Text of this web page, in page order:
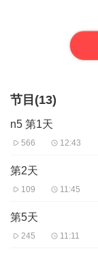
节目(13)
n5 第1天
566 12:43
第2天
109 11:45
第5天
245 11:11